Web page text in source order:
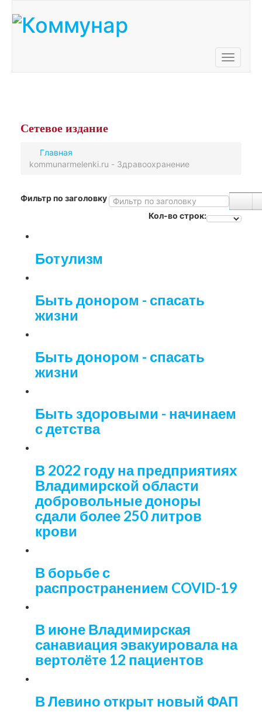
Toggle
Сетевое издание
Главная
kommunarmelenki.ru - Здравоохранение
Фильтр по заголовку
Кол-во строк:
Ботулизм
Быть донором - спасать
жизни
Быть донором - спасать
жизни
Быть здоровыми - начинаем
с детства
В 2022 году на предприятиях
Владимирской области
добровольные доноры
сдали более 250 литров
крови
В борьбе с
распространением COVID-19
В июне Владимирская
санавиация эвакуировала на
вертолёте 12 пациентов
В Левино открыт новый ФАП